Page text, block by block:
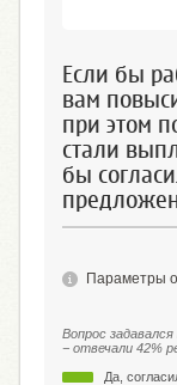
Если бы
вам
при этом
стали
бы
Параметры
Вопрос
− отвечали 42%
Да,